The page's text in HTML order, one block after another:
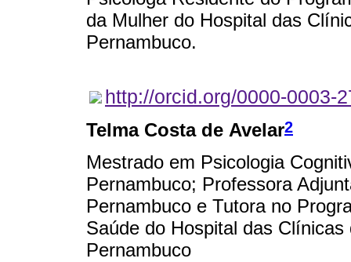
da Mulher do Hospital das
Pernambuco.
http://orcid.org/0000-0003-
Telma Costa de Avelar2
Mestrado em Psicologia
Pernambuco; Professora
Pernambuco e Tutora no
Saúde do Hospital das
Pernambuco